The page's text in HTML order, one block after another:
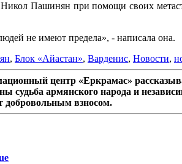
Пашинян при помощи своих
не имеют предела», - написала она.
, Блок «Айастан», Варденис, Новости,
центр «Еркрамас»
судьба армянского народа и
добровольным взносом.